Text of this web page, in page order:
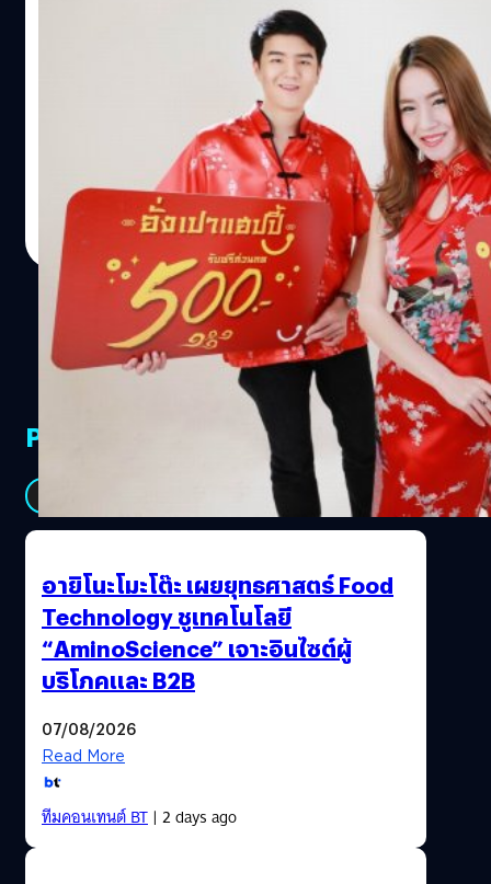
แฮปปี้ฉลองตรุษจีนแจกฟรีอั่งเปาส่วนลด 500
บาท เมื่อซื้อสมาร์ทโฟน “โจอี้ ฟิต ซีรีส์”
แฮปปี้เฉลิมฉลองเทศกาลตรุษจีนแจกฟรี “อั่งเปาแฮปปี้”
สำหรับลูกค้าแฮปปี้โดยเฉพาะ รับส่วนลด 500 บาททันทีเมื่อ
ซื้อสมาร์ทโฟน “โจอี้ ฟิต ซีรีส์”
Totsapon Kritsadangphorn | 4192 days ago
Read More
PR Partners
อายิโนะโมะโต๊ะ เผยยุทธศาสตร์ Food
Technology ชูเทคโนโลยี
“AminoScience” เจาะอินไซต์ผู้
บริโภคและ B2B
07/08/2026
Read More
ทีมคอนเทนต์ BT| 2 days ago